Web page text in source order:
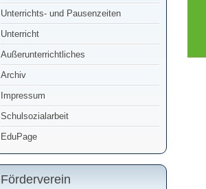
Unterrichts- und Pausenzeiten
Unterricht
Außerunterrichtliches
Archiv
Impressum
Schulsozialarbeit
EduPage
Förderverein